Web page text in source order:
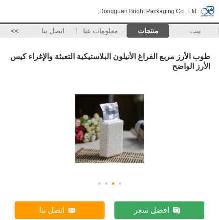
Dongguan Bright Packaging Co., Ltd.
بيت منتجات معلومات عنا اتصل بنا >>
طوب الأرز مربع الفراغ الأنيلون البلاستيكية التعبئة والإغراء كيس
الأرز الواضح
افضل سعر اتصل بنا